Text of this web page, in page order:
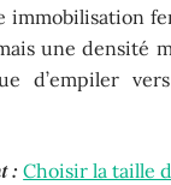
immobilisation
une densité
d’empiler
: Choisir la taille